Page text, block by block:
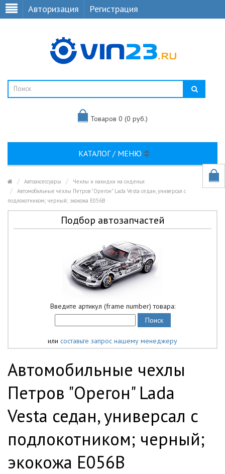
Авторизация Регистрация
Товаров 0 (0 руб.)
КАТАЛОГ / МЕНЮ
Автоаксессуары
Чехлы и накидки на сиденья
Автомобильные чехлы Петров "Орегон" Lada Vesta седан, универсал с
подлокотником; черный; экокожа E056B
Подбор автозапчастей
Введите артикул (frame number) товара:
или составьте запрос нашему менеджеру
Автомобильные чехлы
Петров "Орегон" Lada
Vesta седан, универсал с
подлокотником; черный;
экокожа E056B